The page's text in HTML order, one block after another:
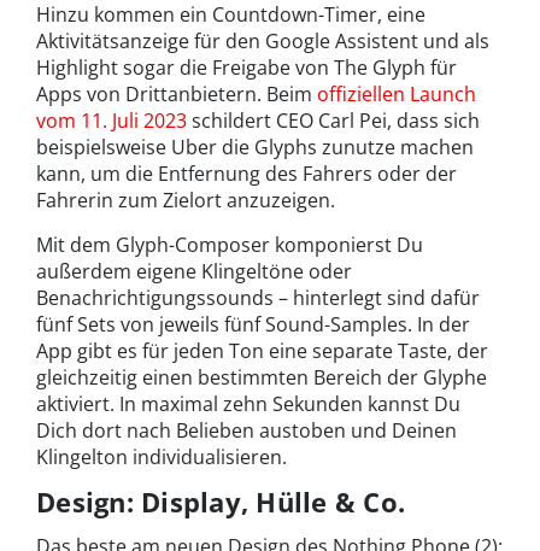
Hinzu kommen ein Countdown-Timer, eine
Aktivitätsanzeige für den Google Assistent und als
Highlight sogar die Freigabe von The Glyph für
Apps von Drittanbietern. Beim offiziellen Launch
vom 11. Juli 2023schildert CEO Carl Pei, dass sich
beispielsweise Uber die Glyphs zunutze machen
kann, um die Entfernung des Fahrers oder der
Fahrerin zum Zielort anzuzeigen.
Mit dem Glyph-Composer komponierst Du
außerdem eigene Klingeltöne oder
Benachrichtigungssounds – hinterlegt sind dafür
fünf Sets von jeweils fünf Sound-Samples. In der
App gibt es für jeden Ton eine separate Taste, der
gleichzeitig einen bestimmten Bereich der Glyphe
aktiviert. In maximal zehn Sekunden kannst Du
Dich dort nach Belieben austoben und Deinen
Klingelton individualisieren.
Design: Display, Hülle & Co.